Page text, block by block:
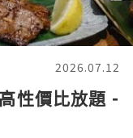
2026.07.12
性價比放題 -